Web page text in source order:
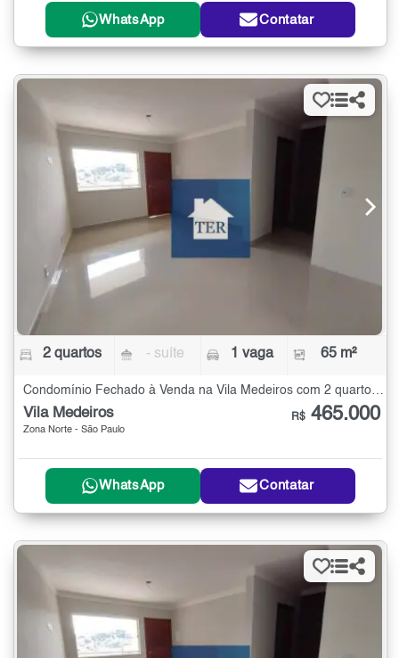
WhatsApp Contatar
2 quartos - suíte 1 vaga 65 m²
Condomínio Fechado à Venda na Vila Medeiros com 2 quartos - 65 m²
Vila Medeiros
Zona Norte - São Paulo
R$ 465.000
WhatsApp Contatar